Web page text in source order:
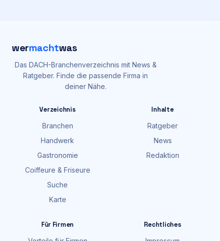
wermachtwas
Das DACH-Branchenverzeichnis mit News &
Ratgeber. Finde die passende Firma in
deiner Nähe.
Verzeichnis
Branchen
Handwerk
Gastronomie
Coiffeure & Friseure
Suche
Karte
Inhalte
Ratgeber
News
Redaktion
Für Firmen
Rechtliches